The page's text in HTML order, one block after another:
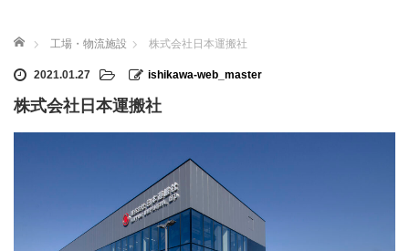
ホーム 工場・物流施設 株式会社日本運搬社
2021.01.27 ishikawa-web_master
株式会社日本運搬社